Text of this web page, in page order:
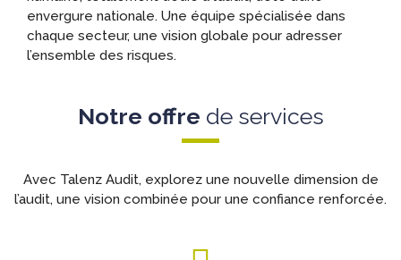
envergure nationale. Une équipe spécialisée dans
chaque secteur, une vision globale pour adresser
l’ensemble des risques.
Notre offre de services
Avec Talenz Audit, explorez une nouvelle dimension de
l’audit, une vision combinée pour une confiance renforcée.